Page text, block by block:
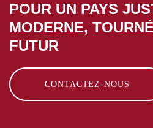
POUR UN PAYS
MODERNE,
FUTUR
CONTACTEZ-NOUS